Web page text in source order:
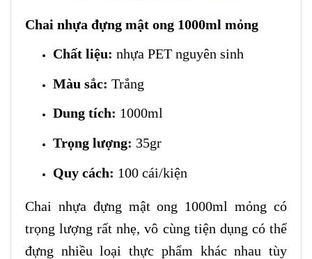
Chai nhựa đựng mật ong 1000ml mỏng
Chất liệu: nhựa PET nguyên sinh
Màu sắc: Trắng
Dung tích: 1000ml
Trọng lượng: 35gr
Quy cách: 100 cái/kiện
Chai nhựa đựng mật ong 1000ml mỏng có
trọng lượng rất nhẹ, vô cùng tiện dụng có thể
đựng nhiều loại thực phẩm khác nhau tùy